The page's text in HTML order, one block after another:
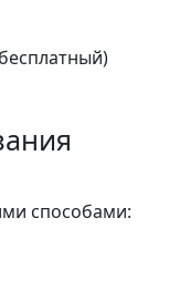
способами: